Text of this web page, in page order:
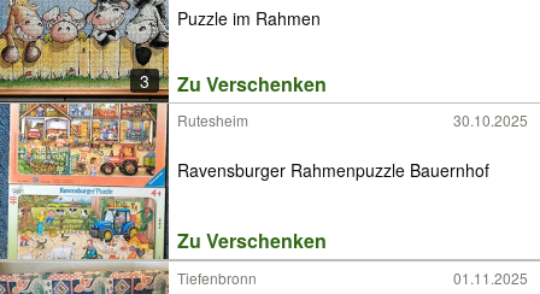
3
Puzzle im Rahmen
Zu Verschenken
Rutesheim 30.10.2025
Ravensburger Rahmenpuzzle Bauernhof
Zu Verschenken
Tiefenbronn 01.11.2025